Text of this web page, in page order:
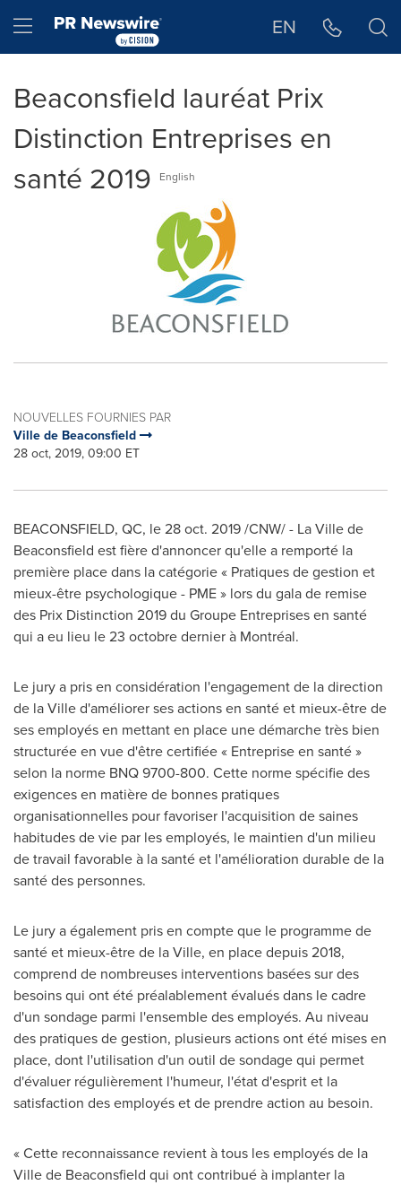
Hamburger menu EN
Beaconsfield lauréat Prix
Distinction Entreprises en
santé 2019
English
NOUVELLES FOURNIES PAR
Ville de Beaconsfield
28 oct, 2019, 09:00 ET
BEACONSFIELD, QC, le28 oct. 2019/CNW/ - La Ville de
Beaconsfield est fière d'annoncer qu'elle a remporté la
première place dans la catégorie « Pratiques de gestion et
mieux-être psychologique - PME » lors du gala de remise
des Prix Distinction 2019 du Groupe Entreprises en santé
qui a eu lieu le 23 octobre dernier à Montréal.
Le jury a pris en considération l'engagement de la direction
de la Ville d'améliorer ses actions en santé et mieux-être de
ses employés en mettant en place une démarche très bien
structurée en vue d'être certifiée « Entreprise en santé »
selon la norme BNQ 9700-800. Cette norme spécifie des
exigences en matière de bonnes pratiques
organisationnelles pour favoriser l'acquisition de saines
habitudes de vie par les employés, le maintien d'un milieu
de travail favorable à la santé et l'amélioration durable de la
santé des personnes.
Le jury a également pris en compte que le programme de
santé et mieux-être de la Ville, en place depuis 2018,
comprend de nombreuses interventions basées sur des
besoins qui ont été préalablement évalués dans le cadre
d'un sondage parmi l'ensemble des employés. Au niveau
des pratiques de gestion, plusieurs actions ont été mises en
place, dont l'utilisation d'un outil de sondage qui permet
d'évaluer régulièrement l'humeur, l'état d'esprit et la
satisfaction des employés et de prendre action au besoin.
« Cette reconnaissance revient à tous les employés de la
Ville de Beaconsfield qui ont contribué à implanter la